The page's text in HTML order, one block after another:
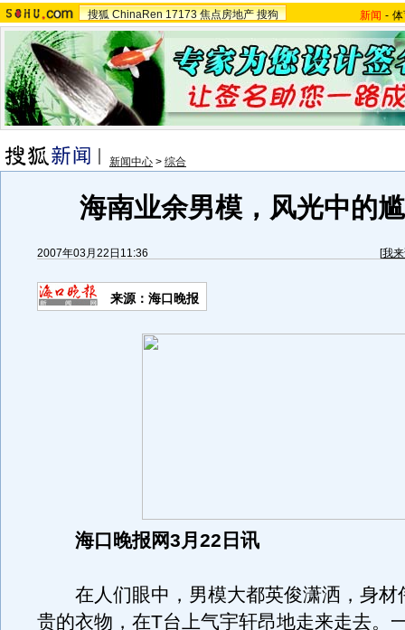
搜狐 ChinaRen 17173 焦点房地产 搜狗 新闻 -
新闻中心 > 综合
海南业余男模，风光中的
2007年03月22日11:36 [我
来源：海口晚报
海口晚报网3月22日讯
在人们眼中，男模大都英俊潇洒，身材
贵的衣物，在T台上气宇轩昂地走来走去。